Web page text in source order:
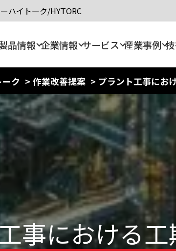
ハイトーク/HYTORC
品情報 企業情報 サービス 産業事例
ク > 作業改善提案 > プラント工事にお
事における工